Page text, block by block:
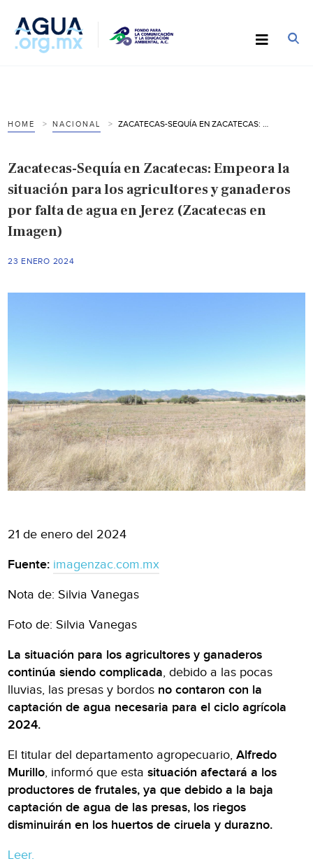
HOME NACIONAL
Zacatecas-Sequía en Zacatecas: Empeora la
situación para los agricultores y ganaderos
por falta de agua en Jerez (Zacatecas en
Imagen)
23 ENERO 2024
21 de enero del 2024
Fuente: imagenzac.com.mx
Nota de: Silvia Vanegas
Foto de: Silvia Vanegas
La situación para los agricultores y ganaderos
continúa siendo complicada, debido a las pocas
lluvias, las presas y bordos no contaron con la
captación de agua necesaria para el ciclo agrícola
2024.
El titular del departamento agropecuario,Alfredo
Murillo, informó que estasituación afectará a los
productores de frutales, ya que debido a la baja
captación de agua de las presas, los riegos
disminuirán en los huertos de ciruela y durazno.
Leer.